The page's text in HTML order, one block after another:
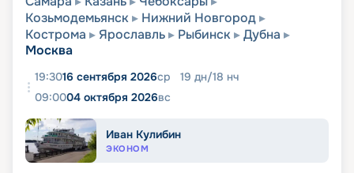
Козьмодемьянск
Нижний Новгород
Кострома
Ярославль Рыбинск
Дубна
Москва
19:3016 сентября 2026ср 19 дн/18 нч
09:0004 октября 2026вс
Иван Кулибин
ЭКОНОМ